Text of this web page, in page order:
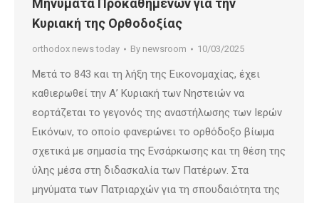
Μηνύματα Προκαθημένων για την
Κυριακή της Ορθοδοξίας
orthodox news today By newsroom 10/03/2025
Μετά το 843 και τη λήξη της Εικονομαχίας, έχει
καθιερωθεί την Α’ Κυριακή των Νηστειών να
εορτάζεται το γεγονός της αναστήλωσης των Ιερών
Εικόνων, το οποίο φανερώνει το ορθόδοξο βίωμα
σχετικά με σημασία της Ενσάρκωσης και τη θέση της
ύλης μέσα στη διδασκαλία των Πατέρων. Στα
μηνύματα των Πατριαρχών για τη σπουδαιότητα της